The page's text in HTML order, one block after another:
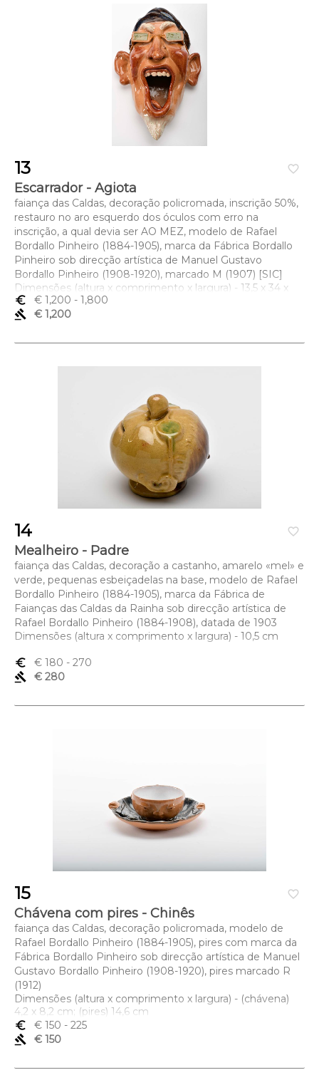
favorite_border
13
Escarrador - Agiota
faiança das Caldas, decoração policromada, inscrição 50%,
restauro no aro esquerdo dos óculos com erro na
inscrição, a qual devia ser AO MEZ, modelo de Rafael
Bordallo Pinheiro (1884-1905), marca da Fábrica Bordallo
Pinheiro sob direcção artística de Manuel Gustavo
Bordallo Pinheiro (1908-1920), marcado M (1907) [SIC]
Dimensões (altura x comprimento x largura) - 13,5 x 34 x
21,5 cm
euro_symbol € 1,200 - 1,800
gavel
€ 1,200
favorite_border
14
Mealheiro - Padre
faiança das Caldas, decoração a castanho, amarelo «mel» e
verde, pequenas esbeiçadelas na base, modelo de Rafael
Bordallo Pinheiro (1884-1905), marca da Fábrica de
Faianças das Caldas da Rainha sob direcção artística de
Rafael Bordallo Pinheiro (1884-1908), datada de 1903
Dimensões (altura x comprimento x largura) - 10,5 cm
euro_symbol € 180 - 270
gavel
€ 280
favorite_border
15
Chávena com pires - Chinês
faiança das Caldas, decoração policromada, modelo de
Rafael Bordallo Pinheiro (1884-1905), pires com marca da
Fábrica Bordallo Pinheiro sob direcção artística de Manuel
Gustavo Bordallo Pinheiro (1908-1920), pires marcado R
(1912)
Dimensões (altura x comprimento x largura) - (chávena)
4,2 x 8,2 cm; (pires) 14,6 cm
euro_symbol
€ 150 - 225
gavel
€ 150